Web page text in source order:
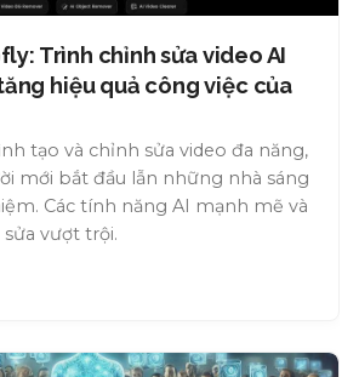
Trình chỉnh sửa video AI
hiệu quả công việc của
tạo và chỉnh sửa video đa năng,
mới bắt đầu lẫn những nhà sáng
Các tính năng AI mạnh mẽ và
vượt trội.